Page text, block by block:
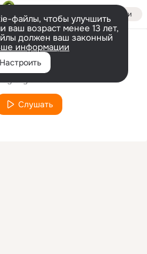
Войти
файлы, чтобы улучшить
ваш возраст менее 13 лет,
должен ваш законный
информации
Настроить
Где же ты
Слушать